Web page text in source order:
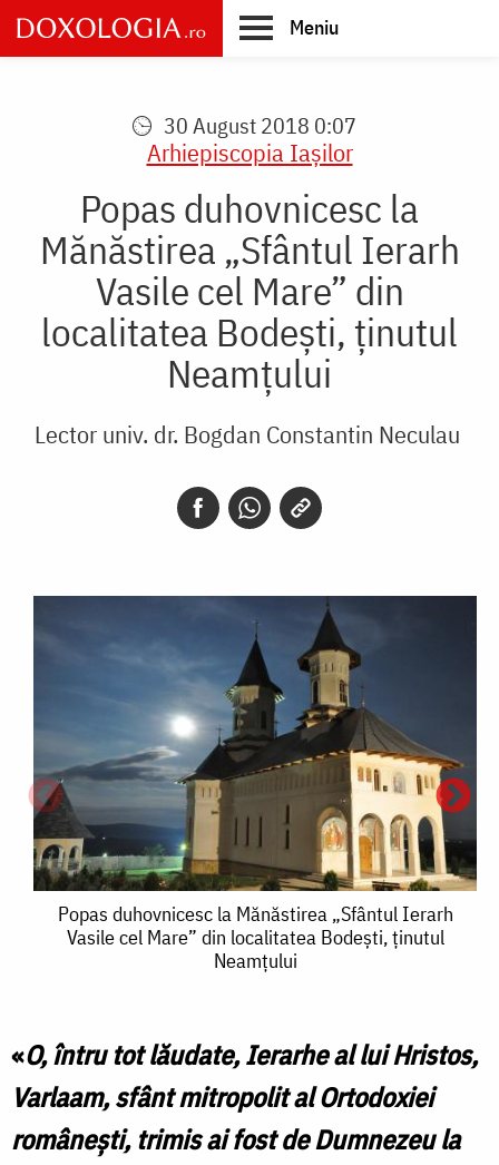
Skip
to
main
Meniu
30 August 2018 0:07
Arhiepiscopia Iaşilor
Popas duhovnicesc la
Mănăstirea „Sfântul Ierarh
Vasile cel Mare” din
localitatea Bodeşti, ţinutul
Neamţului
Lector univ. dr. Bogdan Constantin Neculau
Popas
duhovnicesc
„Sfântul
Ierarh
Vasile
Popas duhovnicesc la Mănăstirea „Sfântul Ierarh
Vasile cel Mare” din localitatea Bodeşti, ţinutul
Neamţului
«O, întru tot lăudate, Ierarhe al lui Hristos,
Varlaam, sfânt mitropolit al Ortodoxiei
româneşti, trimis ai fost de Dumnezeu la